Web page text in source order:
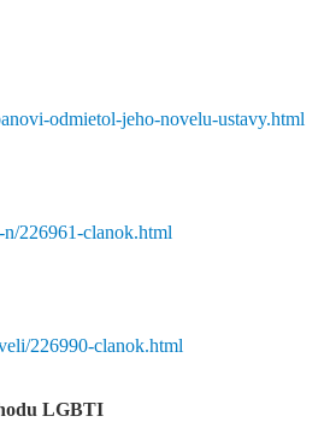
odmietol-jeho-novelu-ustavy.html
226961-clanok.html
226990-clanok.html
LGBTI